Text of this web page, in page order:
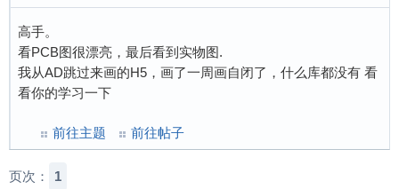
高手。
看PCB图很漂亮，最后看到实物图.
我从AD跳过来画的H5，画了一周画自闭了，什么库都没有 看
看你的学习一下
前往主题 前往帖子
页次： 1